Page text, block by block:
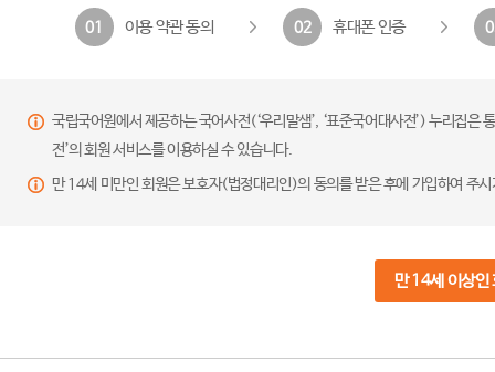
01 이용 약관 동의 02 휴대폰 인증
국립국어원에서 제공하는 국어사전(‘우리말샘’, ‘표준국어대사전’) 누리집
전’의 회원 서비스를 이용하실 수 있습니다.
만 14세 미만인 회원은 보호자(법정대리인)의 동의를 받은 후에 가입하여 주
만 14세 이상인